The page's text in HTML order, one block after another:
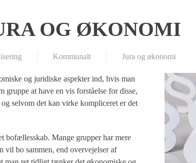
OG ØKONOMI
Kommunalt Jura og økonomi
og juridiske aspekter ind, hvis man
at have en vis forståelse for disse,
selvom det kan virke kompliceret er det
bofællesskab. Mange grupper har mere
vil bo sammen, end overvejelser af